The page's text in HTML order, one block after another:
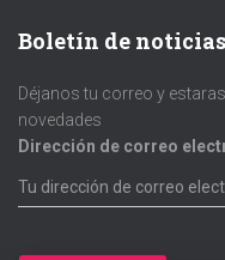
Boletín de noticias
Déjanos tu correo y
novedades
Dirección de correo